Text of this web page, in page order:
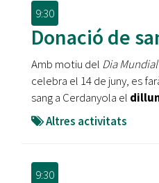
9:30
Donació de
Amb motiu del Dia
celebra el 14 de juny, es
sang a Cerdanyola el
Altres activitats
9:30